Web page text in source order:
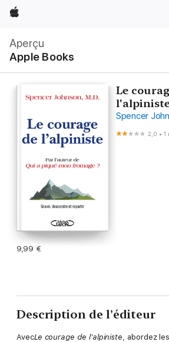
Apple
Aperçu
Apple Books
locale
Ouvrir
menu
Le
Spencer
2,0 •1
9,99 €
Description de l’éditeur
AvecLe courage de l'alpiniste , abordez